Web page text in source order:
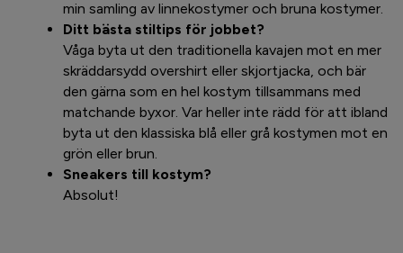
min samling av linnekostymer och bruna kostymer.
Ditt bästa stiltips för jobbet?
Våga byta ut den traditionella kavajen mot en mer
skräddarsydd overshirt eller skjortjacka, och bär
den gärna som en hel kostym tillsammans med
matchande byxor. Var heller inte rädd för att ibland
byta ut den klassiska blå eller grå kostymen mot en
grön eller brun.
Sneakers till kostym?
Absolut!